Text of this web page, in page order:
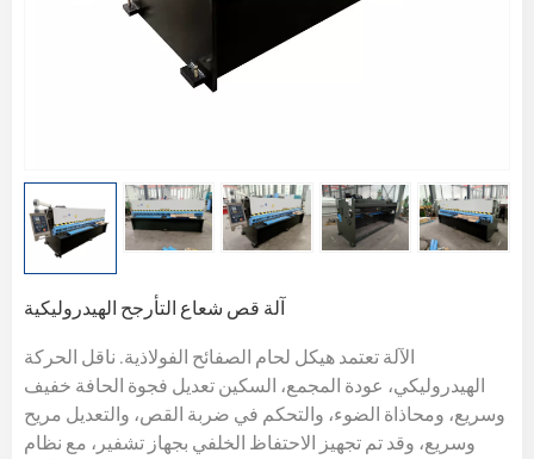
آلة قص شعاع التأرجح الهيدروليكية
الآلة تعتمد هيكل لحام الصفائح الفولاذية. ناقل الحركة
الهيدروليكي، عودة المجمع، السكين تعديل فجوة الحافة خفيف
وسريع، ومحاذاة الضوء، والتحكم في ضربة القص، والتعديل مريح
وسريع، وقد تم تجهيز الاحتفاظ الخلفي بجهاز تشفير، مع نظام